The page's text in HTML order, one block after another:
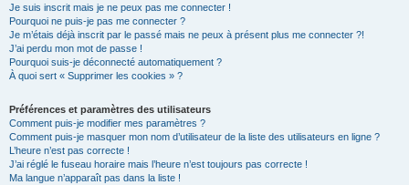
Je suis inscrit mais je ne peux pas me connecter !
Pourquoi ne puis-je pas me connecter ?
Je m’étais déjà inscrit par le passé mais ne peux à présent plus me connecter ?!
J’ai perdu mon mot de passe !
Pourquoi suis-je déconnecté automatiquement ?
À quoi sert « Supprimer les cookies » ?
Préférences et paramètres des utilisateurs
Comment puis-je modifier mes paramètres ?
Comment puis-je masquer mon nom d’utilisateur de la liste des utilisateurs en ligne ?
L’heure n’est pas correcte !
J’ai réglé le fuseau horaire mais l’heure n’est toujours pas correcte !
Ma langue n’apparaît pas dans la liste !